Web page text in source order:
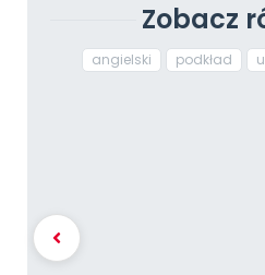
Zobacz
angielski podkład